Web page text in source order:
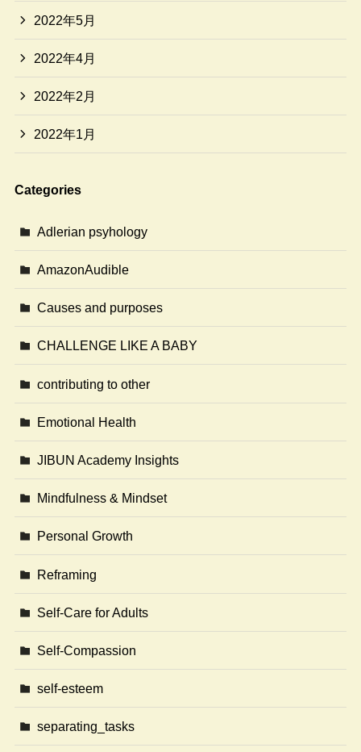
2022年5月
2022年4月
2022年2月
2022年1月
Categories
Adlerian psyhology
AmazonAudible
Causes and purposes
CHALLENGE LIKE A BABY
contributing to other
Emotional Health
JIBUN Academy Insights
Mindfulness & Mindset
Personal Growth
Reframing
Self-Care for Adults
Self-Compassion
self-esteem
separating_tasks